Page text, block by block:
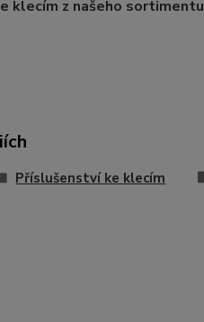
klecím z našeho
Příslušenství ke klecím